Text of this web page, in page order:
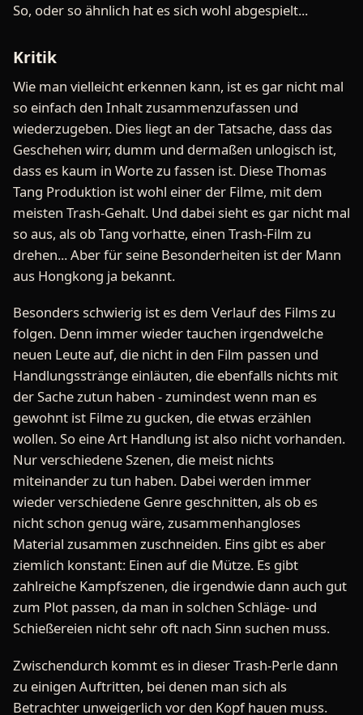
So, oder so ähnlich hat es sich wohl abgespielt...
Kritik
Wie man vielleicht erkennen kann, ist es gar nicht mal
so einfach den Inhalt zusammenzufassen und
wiederzugeben. Dies liegt an der Tatsache, dass das
Geschehen wirr, dumm und dermaßen unlogisch ist,
dass es kaum in Worte zu fassen ist. Diese Thomas
Tang Produktion ist wohl einer der Filme, mit dem
meisten Trash-Gehalt. Und dabei sieht es gar nicht mal
so aus, als ob Tang vorhatte, einen Trash-Film zu
drehen... Aber für seine Besonderheiten ist der Mann
aus Hongkong ja bekannt.
Besonders schwierig ist es dem Verlauf des Films zu
folgen. Denn immer wieder tauchen irgendwelche
neuen Leute auf, die nicht in den Film passen und
Handlungsstränge einläuten, die ebenfalls nichts mit
der Sache zutun haben - zumindest wenn man es
gewohnt ist Filme zu gucken, die etwas erzählen
wollen. So eine Art Handlung ist also nicht vorhanden.
Nur verschiedene Szenen, die meist nichts
miteinander zu tun haben. Dabei werden immer
wieder verschiedene Genre geschnitten, als ob es
nicht schon genug wäre, zusammenhangloses
Material zusammen zuschneiden. Eins gibt es aber
ziemlich konstant: Einen auf die Mütze. Es gibt
zahlreiche Kampfszenen, die irgendwie dann auch gut
zum Plot passen, da man in solchen Schläge- und
Schießereien nicht sehr oft nach Sinn suchen muss.
Zwischendurch kommt es in dieser Trash-Perle dann
zu einigen Auftritten, bei denen man sich als
Betrachter unweigerlich vor den Kopf hauen muss.